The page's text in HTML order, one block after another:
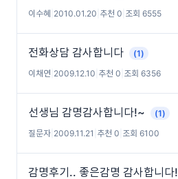
이수혜 2010.01.20 추천 0 조회 6555
전화상담 감사합니다
(1)
이채연 2009.12.10 추천 0 조회 6356
선생님 감명감사합니다!~
(1)
질문자 2009.11.21 추천 0 조회 6100
감명후기.. 좋은감명 감사합니다!